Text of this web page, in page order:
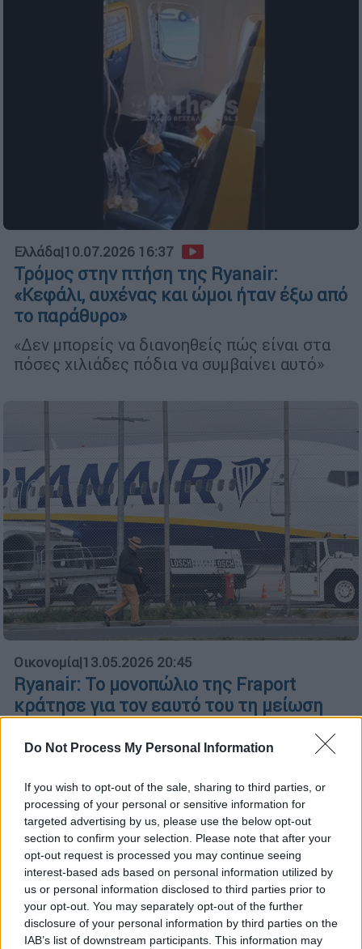
Do Not Process My Personal Information
If you wish to opt-out of the sale, sharing to third parties, or
processing of your personal or sensitive information for
targeted advertising by us, please use the below opt-out
section to confirm your selection. Please note that after your
opt-out request is processed you may continue seeing
interest-based ads based on personal information utilized by
us or personal information disclosed to third parties prior to
your opt-out. You may separately opt-out of the further
disclosure of your personal information by third parties on the
IAB’s list of downstream participants. This information may
Ελλάδα|10.07.2026 16:37
Τρόμος στην πτήση της Ryanair:
«Κεφάλι, αυχένας και ώμοι ήταν έξω από
το παράθυρο»
«Δεν μπορείς να διανοηθείς πώς είναι στα
πόσες χιλιάδες πόδια να συμβαίνει αυτό»
Οικονομία|13.05.2026 20:45
Ryanair: Το μονοπώλιο της Fraport
κράτησε για τον εαυτό του τη μείωση
«Προκειμένου να αυξήσει περαιτέρω τα
χαρακτηριστικά στις κατηγορίες της κατά
της Fraport Greece η αεροπορική εταιρεία